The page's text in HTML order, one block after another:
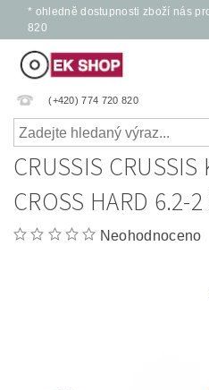
* ohledně dostupnosti zboží nás
820
(+420) 774 720 820
CRUSSIS
CROSS HARD 6.2-
Neohodnoceno